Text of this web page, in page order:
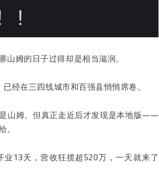
姆的日子过得却是相当滋润。
经在三四线城市和百强县悄悄席卷。
山姆。但真正走近后才发现是本地版——
13天，营收狂揽超520万，一天就来了